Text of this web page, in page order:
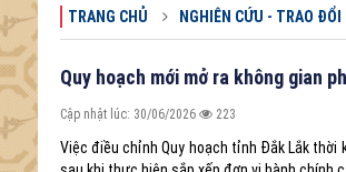
TRANG CHỦ NGHIÊN CỨU - TRAO ĐỔI
Quy hoạch mới mở ra không gian
Cập nhật lúc: 30/06/2026 223
Việc điều chỉnh Quy hoạch tỉnh Đắk Lắk